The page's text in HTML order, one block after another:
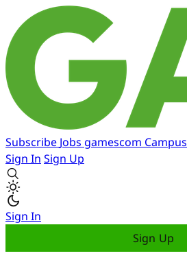
Subscribe Jobs gamescom Campus
Sign In Sign Up
Sign In
Sign Up